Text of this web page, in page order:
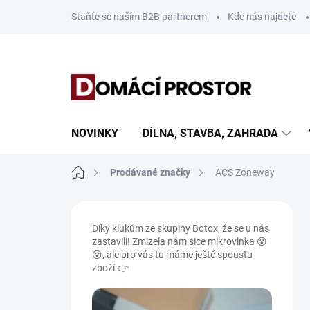
Staňte se naším B2B partnerem Kde nás najdete
NOVINKY DÍLNA, STAVBA, ZAHRADA
Domů Prodávané značky ACS Zoneway
Díky klukům ze skupiny Botox, že se u nás
zastavili! Zmizela nám sice mikrovlnka 😮
😮, ale pro vás tu máme ještě spoustu
zboží 👉